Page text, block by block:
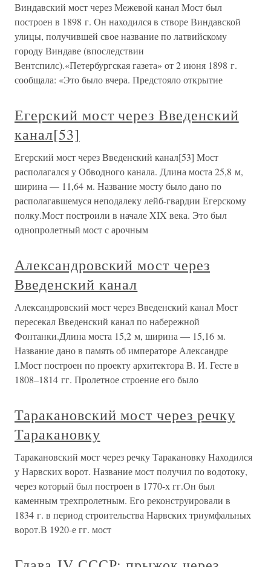
Виндавский мост через Межевой канал Мост был
построен в 1898 г. Он находился в створе Виндавской
улицы, получившей свое название по латвийскому
городу Виндаве (впоследствии
Вентспилс).«Петербургская газета» от 2 июня 1898 г.
сообщала: «Это было вчера. Предстояло открытие
Егерский мост через Введенский
канал[53]
Егерский мост через Введенский канал[53] Мост
располагался у Обводного канала. Длина моста 25,8 м,
ширина — 11,64 м. Название мосту было дано по
располагавшемуся неподалеку лейб-гвардии Егерскому
полку.Мост построили в начале XIX века. Это был
однопролетный мост с арочным
Александровский мост через
Введенский канал
Александровский мост через Введенский канал Мост
пересекал Введенский канал по набережной
Фонтанки.Длина моста 15,2 м, ширина — 15,16 м.
Название дано в память об императоре Александре
I.Мост построен по проекту архитектора В. И. Гесте в
1808–1814 гг. Пролетное строение его было
Таракановский мост через речку
Таракановку
Таракановский мост через речку Таракановку Находился
у Нарвских ворот. Название мост получил по водотоку,
через который был построен в 1770-х гг.Он был
каменным трехпролетным. Его реконструировали в
1834 г. в период строительства Нарвских триумфальных
ворот.В 1920-е гг. мост